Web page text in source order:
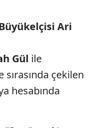
Ari
Gül ile
çekilen
hesabında